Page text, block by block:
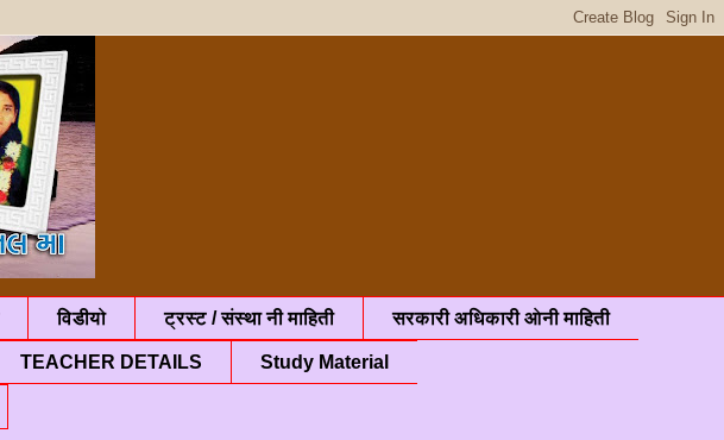
विडीयो ट्रस्ट / संस्था नी माहिती सरकारी अधिकारी ओनी माहिती
TEACHER DETAILS Study Material